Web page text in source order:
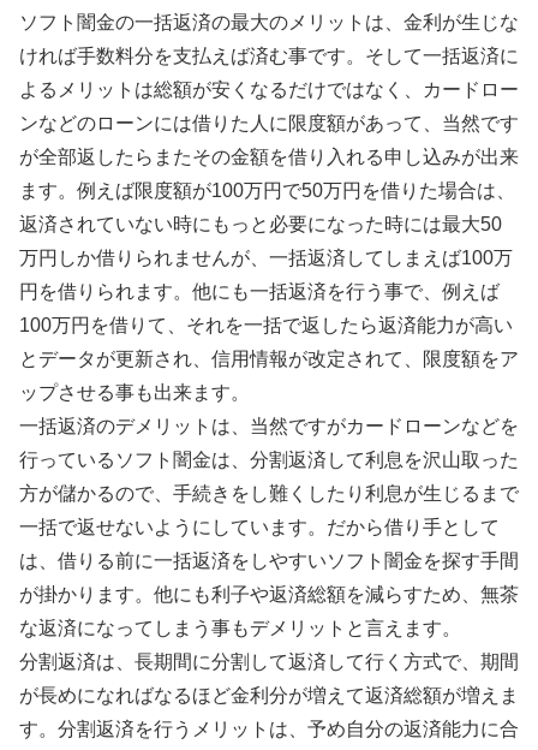
ソフト闇金の一括返済の最大のメリットは、金利が生じな
ければ手数料分を支払えば済む事です。そして一括返済に
よるメリットは総額が安くなるだけではなく、カードロー
ンなどのローンには借りた人に限度額があって、当然です
が全部返したらまたその金額を借り入れる申し込みが出来
ます。例えば限度額が100万円で50万円を借りた場合は、
返済されていない時にもっと必要になった時には最大50
万円しか借りられませんが、一括返済してしまえば100万
円を借りられます。他にも一括返済を行う事で、例えば
100万円を借りて、それを一括で返したら返済能力が高い
とデータが更新され、信用情報が改定されて、限度額をア
ップさせる事も出来ます。
一括返済のデメリットは、当然ですがカードローンなどを
行っているソフト闇金は、分割返済して利息を沢山取った
方が儲かるので、手続きをし難くしたり利息が生じるまで
一括で返せないようにしています。だから借り手として
は、借りる前に一括返済をしやすいソフト闇金を探す手間
が掛かります。他にも利子や返済総額を減らすため、無茶
な返済になってしまう事もデメリットと言えます。
分割返済は、長期間に分割して返済して行く方式で、期間
が長めになればなるほど金利分が増えて返済総額が増えま
す。分割返済を行うメリットは、予め自分の返済能力に合